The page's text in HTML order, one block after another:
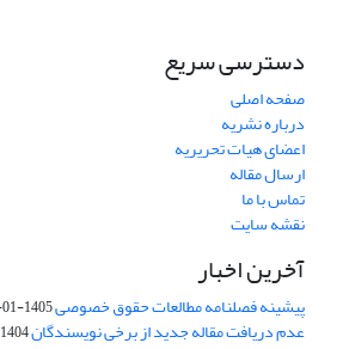
دسترسی سریع
صفحه اصلی
درباره نشریه
اعضای هیات تحریریه
ارسال مقاله
تماس با ما
نقشه سایت
آخرین اخبار
پیشینه فصلنامه مطالعات حقوق خصوصی1405-01-01
عدم دریافت مقاله جدید از برخی نویسندگان1404-03-20